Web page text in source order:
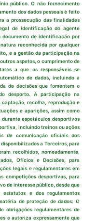
público. O não fornecimento
dos dados pessoais é feito
a prossecução das finalidades
de identificação do agente
documento de identificação por
reconhecida por qualquer
e a gestão da participação na
aspetos, o cumprimento de
a que os responsáveis se
de dados, incluindo a
de decisões que fomentem o
desporto. A participação na
recolha, reprodução e
e aparições, assim como
espetáculos desportivos
incluindo treinos ou ações
de comunicação oficiais dos
a Terceiros, para
recolhidos, nomeadamente,
Ofícios e Decisões, para
legais e regulamentares em
competições desportivas, para
de interesse público, desde que
e dos regulamentos
de proteção de dados. O
obrigações regulamentares de
e autoriza expressamente que